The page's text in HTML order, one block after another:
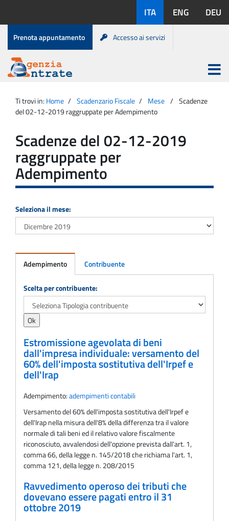
contenuto
disponibili:
ITA ENG DEU
Menu
di
servizio
Prenota appuntamento Accesso ai servizi
Agenzia
Entrate
Apri
menu
principale
Ti trovi in: Home Scadenzario Fiscale Mese
Scadenze
del 02-12-2019 raggruppate per Adempimento
Scadenze del 02-12-2019
raggruppate per
Adempimento
Seleziona il mese:
Adempimento Contribuente
Adempimento
Scelta per contribuente:
Estromissione agevolata di beni
dall'impresa individuale: versamento del
60% dell'imposta sostitutiva dell'Irpef e
dell'Irap
Adempimento:adempimenti contabili
Versamento del 60% dell'imposta sostitutiva dell'Irpef e
dell'Irap nella misura dell'8% della differenza tra il valore
normale di tali beni ed il relativo valore fiscalmente
riconosciuto, avvalendosi dell'opzione prevista dall'art. 1,
comma 66, della legge n. 145/2018 che richiama l'art. 1,
comma 121, della legge n. 208/2015
Ravvedimento operoso dei tributi che
dovevano essere pagati entro il 31
ottobre 2019